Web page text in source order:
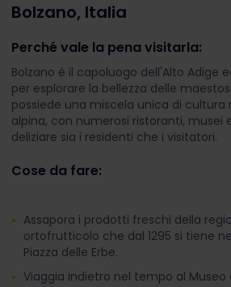
Bolzano, Italia
Perché vale la pena visitarla:
Bolzano è il capoluogo dell'Alto Adige
per esplorare la bellezza delle
possiede una miscela unica di
alpina, con numerosi ristoranti, musei
deliziare sia i residenti che i visitatori.
Cose da fare:
Assapora i prodotti freschi della
ortofrutticolo che dal 1295 si tiene
Piazza delle Erbe.
Viaggia indietro nel tempo al